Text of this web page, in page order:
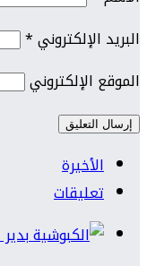
البريد الإلكتروني*
الموقع الإلكتروني
الأخيرة
تعليقات